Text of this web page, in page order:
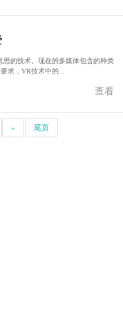
的技术。现在的多媒体包含的种类
求，VR技术中的...
查看
» 尾页